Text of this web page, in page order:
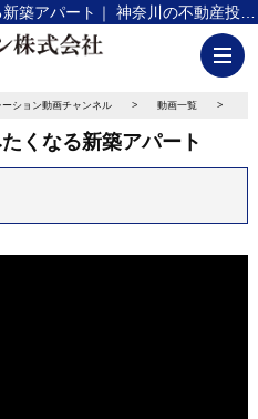
ション動画チャンネル 動画一覧
くなる新築アパート